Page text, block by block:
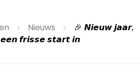
> Nieuws >
🎉 𝙉𝙞𝙚𝙪𝙬 𝙟𝙖𝙖𝙧,
𝙛𝙧𝙞𝙨𝙨𝙚 𝙨𝙩𝙖𝙧𝙩 𝙞𝙣